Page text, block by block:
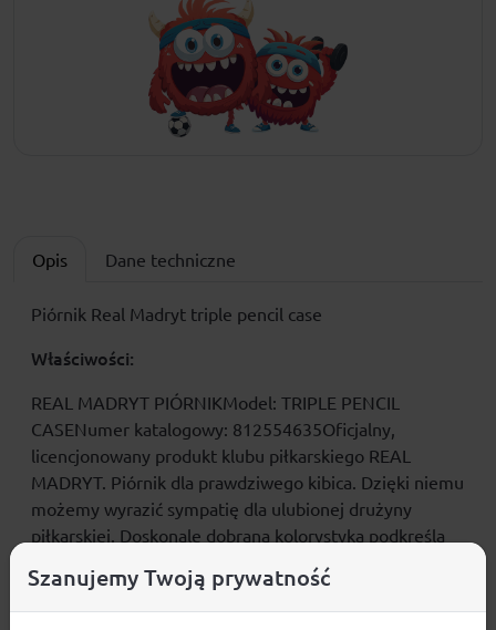
Opis Dane techniczne
Piórnik Real Madryt triple pencil case
Właściwości:
REAL MADRYT PIÓRNIKModel: TRIPLE PENCIL
CASENumer katalogowy: 812554635Oficjalny,
licencjonowany produkt klubu piłkarskiego REAL
MADRYT. Piórnik dla prawdziwego kibica. Dzięki niemu
możemy wyrazić sympatię dla ulubionej drużyny
piłkarskiej. Doskonale dobrana kolorystyka podkreśla
jego niepowtarzalny design. Oferowany przez nas
piórnik wykonany jest starannie z dbałością o
szczegóły. Prezentowany produkt posiada komplet
Szanujemy Twoją prywatność